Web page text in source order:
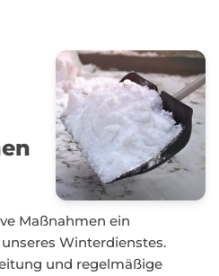
Maßnahmen ein
Winterdienstes.
und regelmäßige